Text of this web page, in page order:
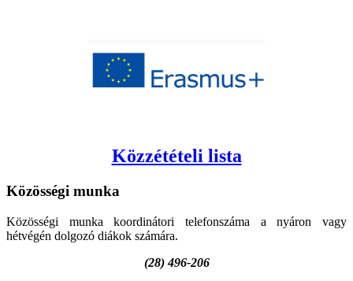
Közzétételi lista
Közösségi munka
Közösségi munka koordinátori telefonszáma a nyáron vagy
hétvégén dolgozó diákok számára.
(28) 496-206